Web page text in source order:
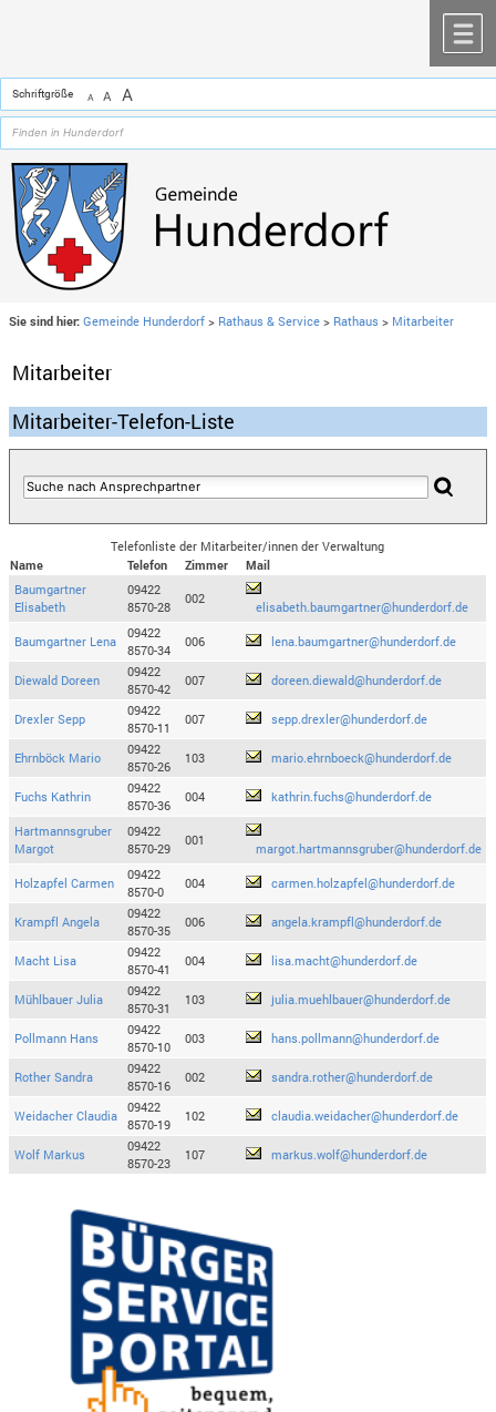
Schriftgröße A A A
Sie sind hier: Gemeinde Hunderdorf > Rathaus & Service > Rathaus > Mitarbeiter
Mitarbeiter
Mitarbeiter-Telefon-Liste
Telefonliste der Mitarbeiter/innen der Verwaltung
Name
Telefon Zimmer
Mail
Baumgartner
Elisabeth
09422
8570-28
002
elisabeth.baumgartner@hunderdorf.de
Baumgartner Lena
09422
8570-34
006 lena.baumgartner@hunderdorf.de
Diewald Doreen
09422
8570-42
007 doreen.diewald@hunderdorf.de
Drexler Sepp
09422
8570-11
007 sepp.drexler@hunderdorf.de
Ehrnböck Mario
09422
8570-26
103 mario.ehrnboeck@hunderdorf.de
Fuchs Kathrin
09422
8570-36
004 kathrin.fuchs@hunderdorf.de
Hartmannsgruber
Margot
09422
8570-29
001
margot.hartmannsgruber@hunderdorf.de
Holzapfel Carmen
09422
8570-0
004 carmen.holzapfel@hunderdorf.de
Krampfl Angela
09422
8570-35
006 angela.krampfl@hunderdorf.de
Macht Lisa
09422
8570-41
004 lisa.macht@hunderdorf.de
Mühlbauer Julia
09422
8570-31
103 julia.muehlbauer@hunderdorf.de
Pollmann Hans
09422
8570-10
003 hans.pollmann@hunderdorf.de
Rother Sandra
09422
8570-16
002 sandra.rother@hunderdorf.de
Weidacher Claudia
09422
8570-19
102 claudia.weidacher@hunderdorf.de
Wolf Markus
09422
8570-23
107 markus.wolf@hunderdorf.de